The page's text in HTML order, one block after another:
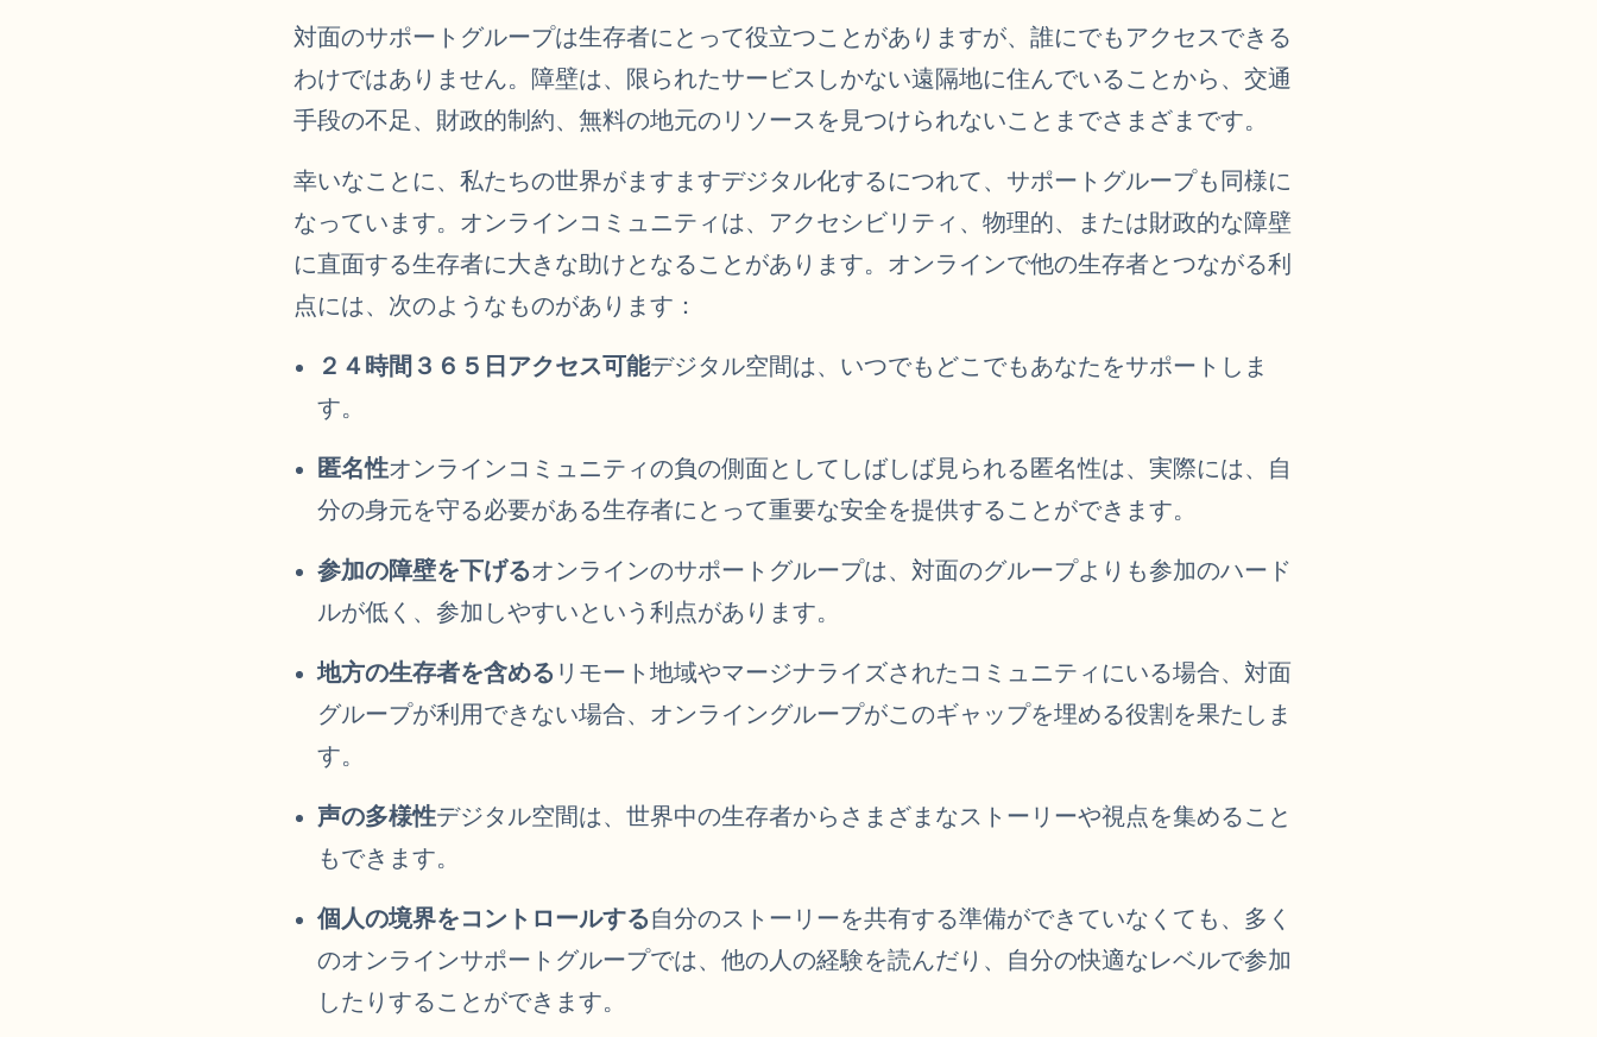
対面のサポートグループは生存者にとって役立つことがありますが、誰にでもアクセスできる
わけではありません。障壁は、限られたサービスしかない遠隔地に住んでいることから、交通
手段の不足、財政的制約、無料の地元のリソースを見つけられないことまでさまざまです。
幸いなことに、私たちの世界がますますデジタル化するにつれて、サポートグループも同様に
なっています。オンラインコミュニティは、アクセシビリティ、物理的、または財政的な障壁
に直面する生存者に大きな助けとなることがあります。オンラインで他の生存者とつながる利
点には、次のようなものがあります：
２４時間３６５日アクセス可能デジタル空間は、いつでもどこでもあなたをサポートしま
す。
匿名性オンラインコミュニティの負の側面としてしばしば見られる匿名性は、実際には、自
分の身元を守る必要がある生存者にとって重要な安全を提供することができます。
参加の障壁を下げるオンラインのサポートグループは、対面のグループよりも参加のハード
ルが低く、参加しやすいという利点があります。
地方の生存者を含める リモート地域やマージナライズされたコミュニティにいる場合、対面
グループが利用できない場合、オンライングループがこのギャップを埋める役割を果たしま
す。
声の多様性デジタル空間は、世界中の生存者からさまざまなストーリーや視点を集めること
もできます。
個人の境界をコントロールする自分のストーリーを共有する準備ができていなくても、多く
のオンラインサポートグループでは、他の人の経験を読んだり、自分の快適なレベルで参加
したりすることができます。